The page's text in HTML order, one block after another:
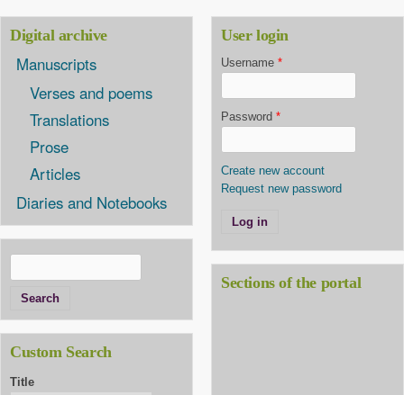
Digital archive
Manuscripts
Verses and poems
Translations
Prose
Articles
Diaries and Notebooks
Custom Search
Title
User login
Username *
Password *
Create new account
Request new password
Sections of the portal